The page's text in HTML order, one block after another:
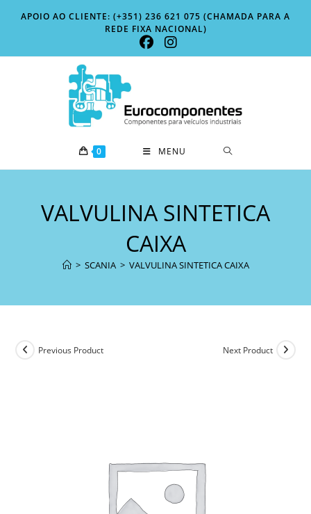
APOIO AO CLIENTE: (+351) 236 621 075 (CHAMADA PARA A
REDE FIXA NACIONAL)
0 MENU
VALVULINA SINTETICA
CAIXA
> SCANIA > VALVULINA SINTETICA CAIXA
Previous Product Next Product